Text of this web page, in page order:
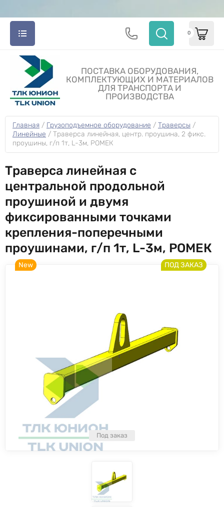
ПОСТАВКА ОБОРУДОВАНИЯ,
КОМПЛЕКТУЮЩИХ И МАТЕРИАЛОВ
ДЛЯ ТРАНСПОРТА И
ПРОИЗВОДСТВА
0
Главная / Грузоподъемное оборудование / Траверсы
Линейные / Траверса линейная, центр. проушина, 2 фикс.
проушины, г/п 1т, L-3м, РОМЕК
Траверса линейная с
центральной продольной
проушиной и двумя
фиксированными точками
крепления-поперечными
проушинами, г/п 1т, L-3м, РОМЕК
Под заказ
New ПОД ЗАКАЗ